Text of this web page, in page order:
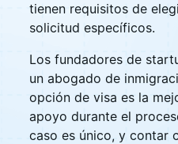
tienen requisitos de
solicitud específicos.
Los fundadores de
un abogado de
opción de visa es la
apoyo durante el
caso es único, y contar